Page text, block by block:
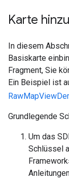
Karte
In diesem
Basiskarte
Fragment, Sie
Ein Beispiel ist
Grundlegende
Um das
Schlüssel